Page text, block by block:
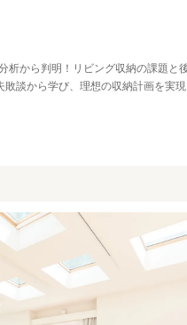
析から判明！リビング収納の課題と
敗談から学び、理想の収納計画を実現